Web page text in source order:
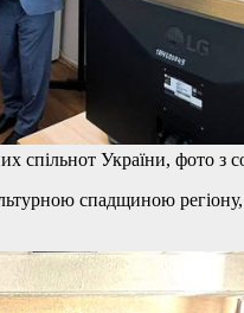
спільнот України, фото з
спадщиною